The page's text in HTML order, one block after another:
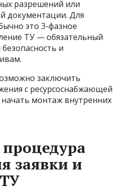
разрешений или
документации. Для
это 3-фазное
ТУ — обязательный
и
заключить
с ресурсоснабжающей
монтаж внутренних
заявки и